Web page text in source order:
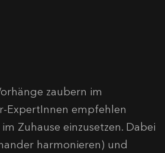
zaubern im
ExpertInnen empfehlen
Zuhause einzusetzen. Dabei
harmonieren) und